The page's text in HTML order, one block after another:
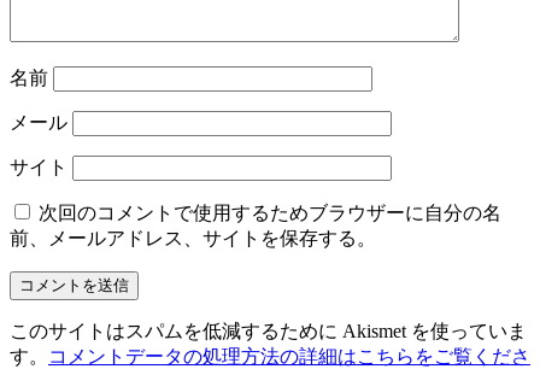
名前
メール
サイト
次回のコメントで使用するためブラウザーに自分の名
前、メールアドレス、サイトを保存する。
このサイトはスパムを低減するために Akismet を使っていま
す。
コメントデータの処理方法の詳細はこちらをご覧くださ